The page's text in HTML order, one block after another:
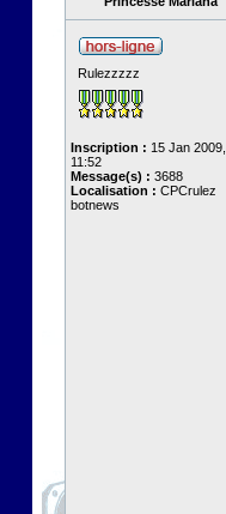
Rulezzzzz
Inscription : 15 Jan 2009,
11:52
Message(s) : 3688
Localisation : CPCrulez
botnews